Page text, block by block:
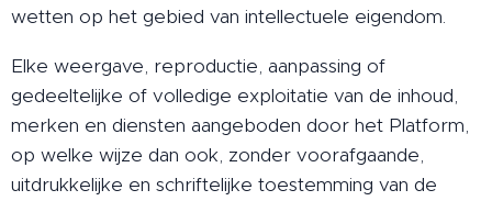
wetten op het gebied van intellectuele eigendom.
Elke weergave, reproductie, aanpassing of
gedeeltelijke of volledige exploitatie van de inhoud,
merken en diensten aangeboden door het Platform,
op welke wijze dan ook, zonder voorafgaande,
uitdrukkelijke en schriftelijke toestemming van de